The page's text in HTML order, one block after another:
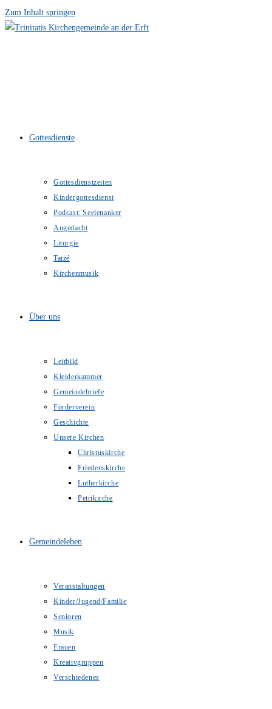
Zum Inhalt springen
Gottesdienste
Gottesdienstzeiten
Kindergottesdienst
Podcast: Seelenanker
Angedacht
Liturgie
Taizé
Kirchenmusik
Über uns
Leitbild
Kleiderkammer
Gemeindebriefe
Förderverein
Geschichte
Unsere Kirchen
Christuskirche
Friedenskirche
Lutherkirche
Petrikirche
Gemeindeleben
Veranstaltungen
Kinder/Jugend/Familie
Senioren
Musik
Frauen
Kreativgruppen
Verschiedenes